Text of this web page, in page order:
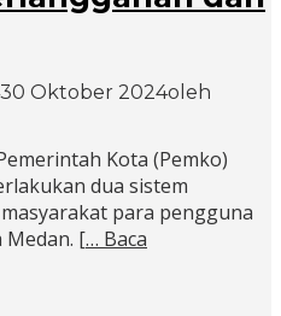
30 Oktober 2024oleh
Kota (Pemko)
dua sistem
para pengguna
[… Baca